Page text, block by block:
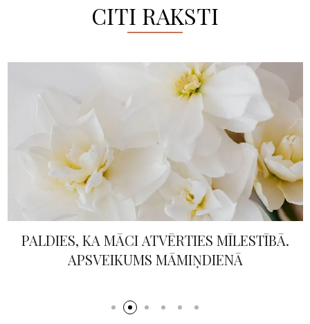
CITI RAKSTI
PALDIES, KA MĀCI ATVĒRTIES MĪLESTĪBĀ.
APSVEIKUMS MĀMIŅDIENĀ